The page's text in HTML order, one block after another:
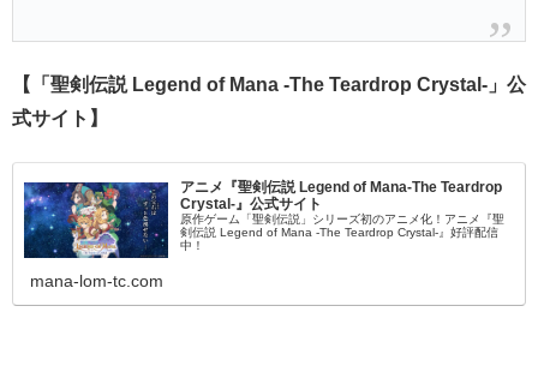
【「聖剣伝説 Legend of Mana -The Teardrop Crystal-」公
式サイト】
アニメ『聖剣伝説 Legend of Mana-The Teardrop
Crystal-』公式サイト
原作ゲーム「聖剣伝説」シリーズ初のアニメ化！アニメ『聖
剣伝説 Legend of Mana -The Teardrop Crystal-』好評配信
中！
mana-lom-tc.com